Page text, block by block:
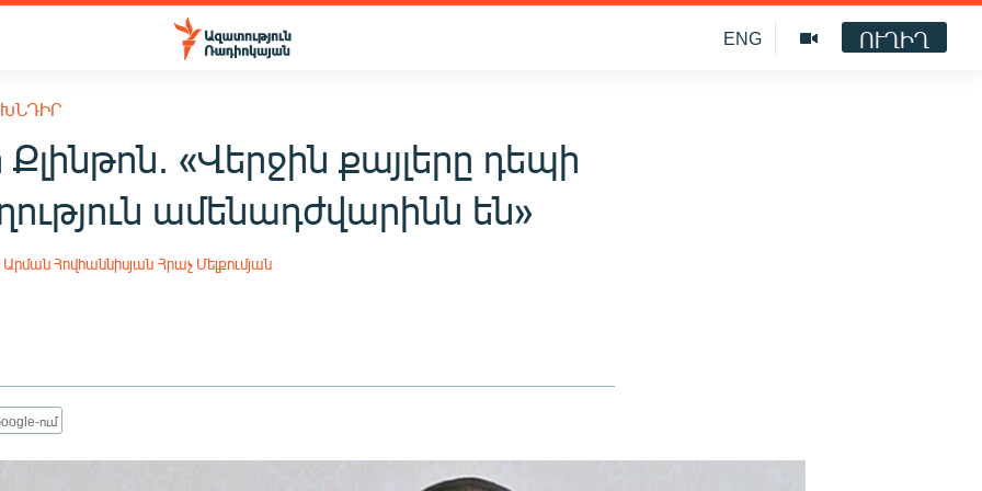
ENG ՈՒՂԻՂ
Քլինթոն. «Վերջին քայլերը դեպի
ամենադժվարինն են»
Արման Հովհաննիսյան Հրաչ Մելքումյան
ում